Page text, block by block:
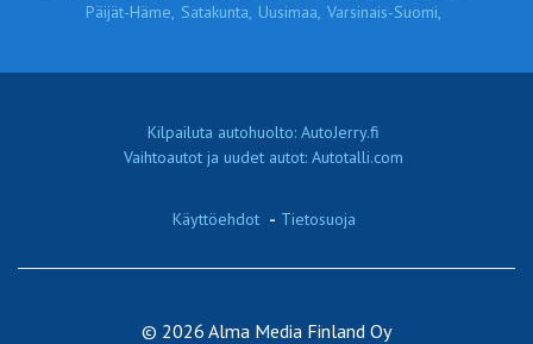
Päijät-Häme, Satakunta, Uusimaa, Varsinais-Suomi,
Kilpailuta autohuolto: AutoJerry.fi
Vaihtoautot ja uudet autot: Autotalli.com
Käyttöehdot - Tietosuoja
© 2026 Alma Media Finland Oy